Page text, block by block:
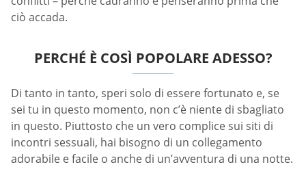
ciò accada.
PERCHÉ È COSÌ POPOLARE ADESSO?
Di tanto in tanto, speri solo di essere fortunato e, se
sei tu in questo momento, non c’è niente di sbagliato
in questo. Piuttosto che un vero complice sui siti di
incontri sessuali, hai bisogno di un collegamento
adorabile e facile o anche di un’avventura di una notte.